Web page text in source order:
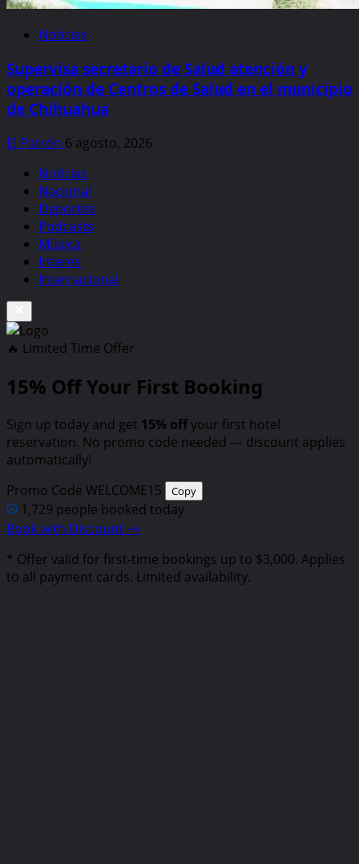
Noticias
Supervisa secretario de Salud atención y
operación de Centros de Salud en el municipio
de Chihuahua
El Patrón 6 agosto, 2026
Noticias
Nacional
Deportes
Podcasts
Música
Interes
Internacional
🔥 Limited Time Offer
15% Off Your First Booking
Sign up today and get 15% offyour first hotel
reservation. No promo code needed — discount applies
automatically!
Promo Code WELCOME15 Copy
1,729 people booked today
Book with Discount →
* Offer valid for first-time bookings up to $3,000. Applies
to all payment cards. Limited availability.